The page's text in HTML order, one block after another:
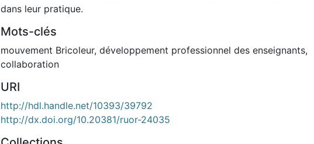
dans leur pratique.
Mots-clés
mouvement Bricoleur, développement professionnel des enseignants,
collaboration
URI
http://hdl.handle.net/10393/39792
http://dx.doi.org/10.20381/ruor-24035